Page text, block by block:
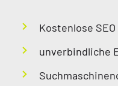
Kostenlose SEO
unverbindliche